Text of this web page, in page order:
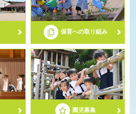
保育への取り組み
園児募集
募集要項
ゆりっこわくわく幼稚園
2歳児子育て応援事業（2歳児募集）